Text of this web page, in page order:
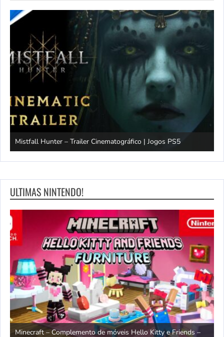
Mistfall Hunter – Trailer Cinematográfico | Jogos PS5
ULTIMAS NINTENDO!
Minecraft – Complemento de móveis Hello Kitty e Friends –